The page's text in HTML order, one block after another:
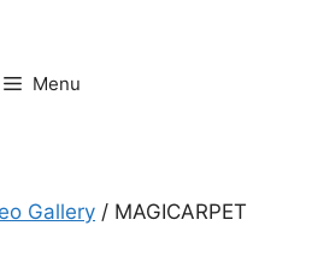
Menu
Gallery / MAGICARPET